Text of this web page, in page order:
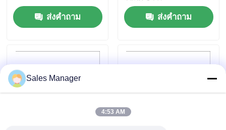
ขอใบเสนอราคา
ช่องเสียบ USB
ส่งคำถาม
ส่งคำถาม
Sales Manager
4:53 AM